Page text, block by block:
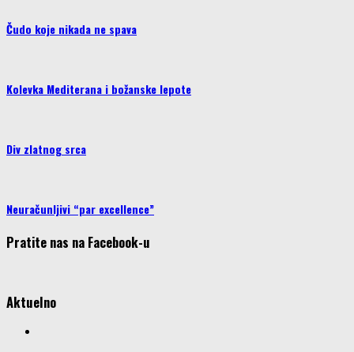
Čudo koje nikada ne spava
Kolevka Mediterana i božanske lepote
Div zlatnog srca
Neuračunljivi “par excellence”
Pratite nas na Facebook-u
Aktuelno